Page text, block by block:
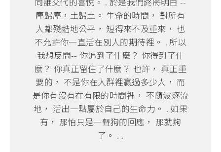
塵歸塵，土歸土。 生命的時間， 對所有
人都殘酷地公平， 短得來不及重來， 也
不允許你一直活在別人的期待裡。 . 所以
我想反問-- 你追到了什麼？ 你得到了什
麼？ 你真正留住了什麼？ 也許， 真正重
要的， 不是你在人群裡贏過多少人， 而
是你有沒有在有限的時間裡， 不隨波逐流
地， 活出一點屬於自己的生命力。 . 如果
有， 那怕只是一聲狗的回應， 那就夠
了。 . .